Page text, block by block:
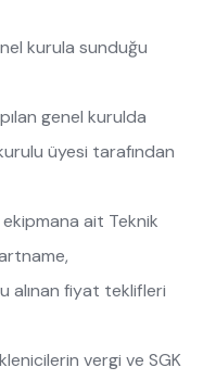
kurula sunduğu
genel kurulda
üyesi tarafından
ait Teknik
alınan fiyat teklifleri
vergi ve SGK